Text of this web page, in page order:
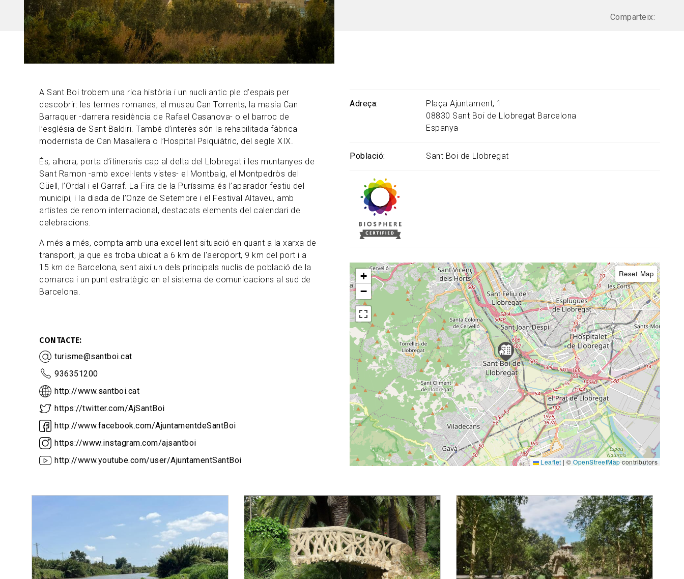
Comparteix:
A Sant Boi trobem una rica història i un nucli antic ple d’espais per
descobrir: les termes romanes, el museu Can Torrents, la masia Can
Barraquer -darrera residència de Rafael Casanova- o el barroc de
l’església de Sant Baldiri. També d’interès són la rehabilitada fàbrica
modernista de Can Masallera o l’Hospital Psiquiàtric, del segle XIX.
És, alhora, porta d’itineraris cap al delta del Llobregat i les muntanyes de
Sant Ramon -amb excel·lents vistes- el Montbaig, el Montpedròs del
Güell, l’Ordal i el Garraf. La Fira de la Puríssima és l’aparador festiu del
municipi, i la diada de l’Onze de Setembre i el Festival Altaveu, amb
artistes de renom internacional, destacats elements del calendari de
celebracions.
A més a més, compta amb una excel·lent situació en quant a la xarxa de
transport, ja que es troba ubicat a 6 km de l'aeroport, 9 km del port i a
15 km de Barcelona, sent així un dels principals nuclis de població de la
comarca i un punt estratègic en el sistema de comunicacions al sud de
Barcelona.
CONTACTE
turisme@santboi.cat
936351200
http://www.santboi.cat
https://twitter.com/AjSantBoi
http://www.facebook.com/AjuntamentdeSantBoi
https://www.instagram.com/ajsantboi
http://www.youtube.com/user/AjuntamentSantBoi
Adreça
Plaça Ajuntament, 1
08830 Sant Boi de Llobregat Barcelona
Espanya
Població Sant Boi de Llobregat
+
−
Reset Map
Leaflet | © OpenStreetMapcontributors